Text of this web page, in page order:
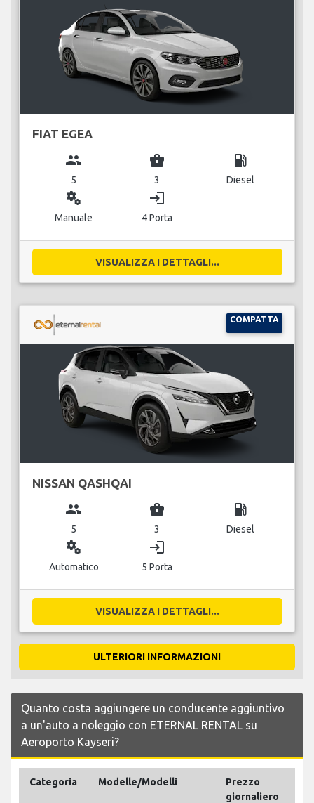
FIAT EGEA
group
5
business_center
3
local_gas_station
Diesel
miscellaneous_services
Manuale
login
4 Porta
VISUALIZZA I DETTAGLI...
COMPATTA
NISSAN QASHQAI
group
5
business_center
3
local_gas_station
Diesel
miscellaneous_services
Automatico
login
5 Porta
VISUALIZZA I DETTAGLI...
ULTERIORI INFORMAZIONI
Quanto costa aggiungere un conducente aggiuntivo
a un'auto a noleggio con ETERNAL RENTAL su
Aeroporto Kayseri?
Categoria Modelle/Modelli
Prezzo
giornaliero